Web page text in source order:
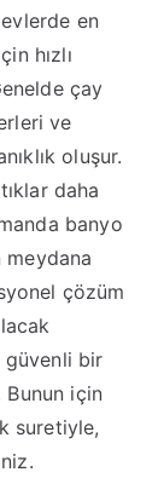
en
hızlı
çay
ve
oluşur.
daha
banyo
meydana
çözüm
güvenli bir
Bunun için
suretiyle,